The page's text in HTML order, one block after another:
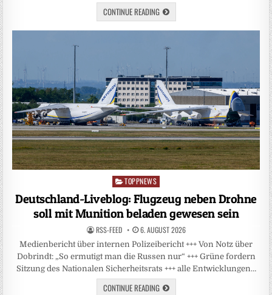
CONTINUE READING
Posted
in
TOPPNEWS
Deutschland-Liveblog: Flugzeug neben Drohne
soll mit Munition beladen gewesen sein
RSS-FEED 6. AUGUST 2026
Medienbericht über internen Polizeibericht +++ Von Notz über
Dobrindt: „So ermutigt man die Russen nur“ +++ Grüne fordern
Sitzung des Nationalen Sicherheitsrats +++ alle Entwicklungen…
CONTINUE READING